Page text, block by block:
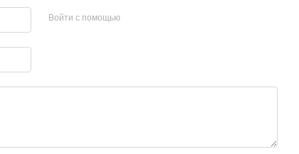
Войти с помощью